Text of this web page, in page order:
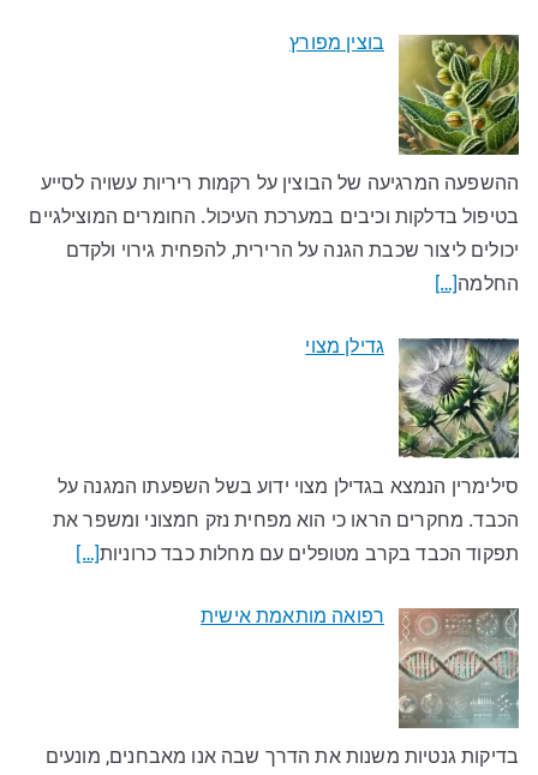
בוצין מפורץ
ההשפעה המרגיעה של הבוצין על רקמות ריריות עשויה לסייע
בטיפול בדלקות וכיבים במערכת העיכול. החומרים המוצילגיים
יכולים ליצור שכבת הגנה על הרירית, להפחית גירוי ולקדם
החלמה[…]
גדילן מצוי
סילימרין הנמצא בגדילן מצוי ידוע בשל השפעתו המגנה על
הכבד. מחקרים הראו כי הוא מפחית נזק חמצוני ומשפר את
תפקוד הכבד בקרב מטופלים עם מחלות כבד כרוניות[…]
רפואה מותאמת אישית
בדיקות גנטיות משנות את הדרך שבה אנו מאבחנים, מונעים